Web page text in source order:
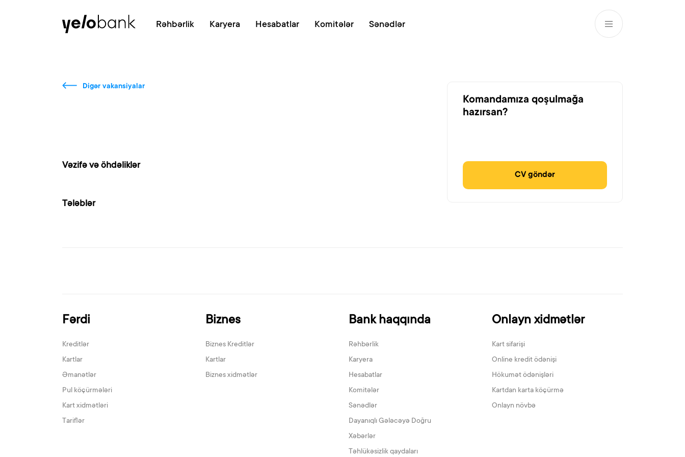
AZ
Rəhbərlik Karyera Hesabatlar Komitələr Sənədlər
Digər vakansiyalar
Vəzifə və öhdəliklər
Tələblər
Komandamıza qoşulmağa
hazırsan?
CV göndər
Fərdi
Kreditlər
Kartlar
Əmanətlər
Pul köçürmələri
Kart xidmətləri
Tariflər
Biznes
Biznes Kreditlər
Kartlar
Biznes xidmətlər
Bank haqqında
Rəhbərlik
Karyera
Hesabatlar
Komitələr
Sənədlər
Dayanıqlı Gələcəyə Doğru
Xəbərlər
Təhlükəsizlik qaydaları
Onlayn xidmətlər
Kart sifarişi
Online kredit ödənişi
Hökumət ödənişləri
Kartdan karta köçürmə
Onlayn növbə